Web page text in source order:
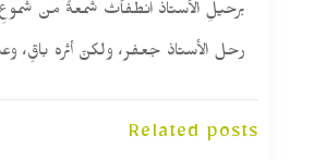
برحيلِ الأستاذ انطفأتْ شمعةٌ من
رحل الأستاذ جعفر، ولكنّ أثره باقٍ،
Related posts